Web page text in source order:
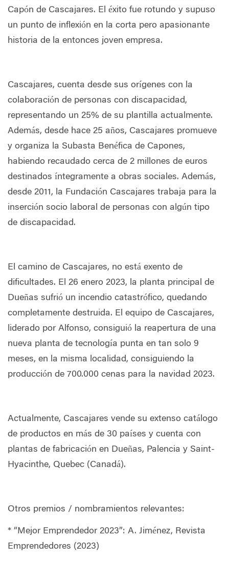
Capón de Cascajares. El éxito fue rotundo y supuso
un punto de inflexión en la corta pero apasionante
historia de la entonces joven empresa.
Cascajares, cuenta desde sus orígenes con la
colaboración de personas con discapacidad,
representando un 25% de su plantilla actualmente.
Además, desde hace 25 años, Cascajares promueve
y organiza la Subasta Benéfica de Capones,
habiendo recaudado cerca de 2 millones de euros
destinados íntegramente a obras sociales. Además,
desde 2011, la Fundación Cascajares trabaja para la
inserción socio laboral de personas con algún tipo
de discapacidad.
El camino de Cascajares, no está exento de
dificultades. El 26 enero 2023, la planta principal de
Dueñas sufrió un incendio catastrófico, quedando
completamente destruida. El equipo de Cascajares,
liderado por Alfonso, consiguió la reapertura de una
nueva planta de tecnología punta en tan solo 9
meses, en la misma localidad, consiguiendo la
producción de 700.000 cenas para la navidad 2023.
Actualmente, Cascajares vende su extenso catálogo
de productos en más de 30 países y cuenta con
plantas de fabricación en Dueñas, Palencia y Saint-
Hyacinthe, Quebec (Canadá).
Otros premios / nombramientos relevantes:
* “Mejor Emprendedor 2023”: A. Jiménez, Revista
Emprendedores (2023)